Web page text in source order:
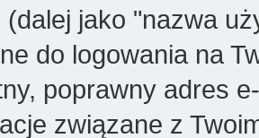
(dalej jako "nazwa
do logowania na
poprawny adres
związane z